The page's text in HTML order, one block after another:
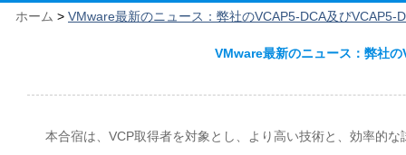
ホーム > VMware最新のニュース：弊社のVCAP5-DCA及びVCAP5-
VMware最新のニュース：弊社
本合宿は、VCP取得者を対象とし、より高い技術と、効率的